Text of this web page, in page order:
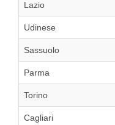
Lazio
Udinese
Sassuolo
Parma
Torino
Cagliari